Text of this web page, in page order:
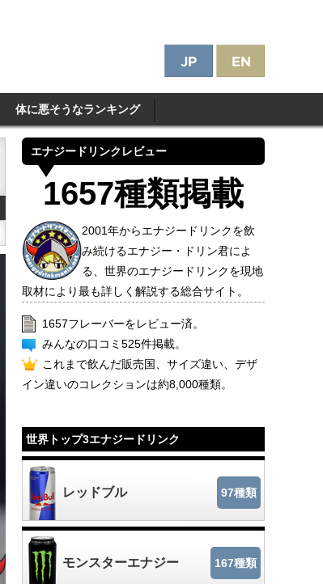
体に悪そうなランキング
エナジードリンクレビュー
1657種類掲載
2001年からエナジードリンクを飲
み続けるエナジー・ドリン君によ
る、世界のエナジードリンクを現地
取材により最も詳しく解説する総合サイト。
1657フレーバーをレビュー済。
みんなの口コミ525件掲載。
これまで飲んだ販売国、サイズ違い、デザ
イン違いのコレクションは約8,000種類。
世界トップ3エナジードリンク
レッドブル 97種類
モンスターエナジー 167種類